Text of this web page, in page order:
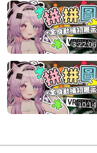
3:22:06
10:14